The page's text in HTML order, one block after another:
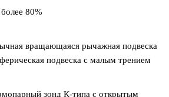
80%
вращающаяся рычажная подвеска
подвеска с малым трением
зонд К-типа с открытым